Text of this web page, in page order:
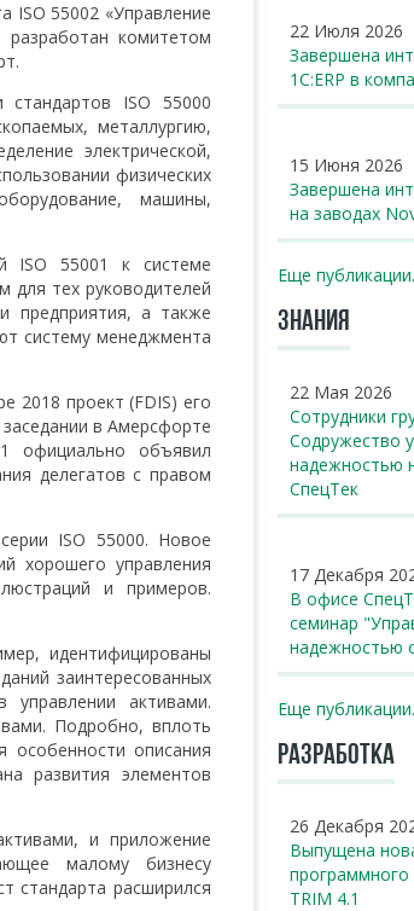
ISO 55002 «Управление
комитетом
ISO 55000
металлургию,
электрической,
физических
машины,
ISO 55001 к системе
тех руководителей
предприятия, а также
систему менеджмента
2018 проект (FDIS) его
в Амерсфорте
официально объявил
делегатов с правом
ISO 55000. Новое
хорошего управления
и примеров.
идентифицированы
заинтересованных
активами.
Подробно, вплоть
особенности описания
развития элементов
и приложение
малому бизнесу
стандарта расширился
22 Июля 2026
Завершена
1С:ERP в
15 Июня 2026
Завершена
на заводах
Еще
ЗНАНИЯ
22 Мая 2026
Сотрудники
Содружество
надежностью
СпецТек
17 Декабря
В офисе
семинар
надежностью
Еще
РАЗРАБОТКА
26 Декабря
Выпущена
программного
TRIM 4.1